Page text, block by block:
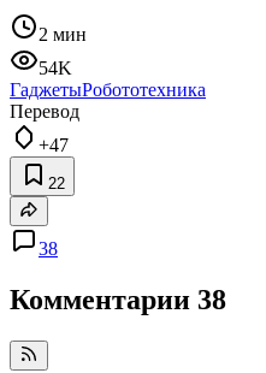
2 мин
54K
ГаджетыРобототехника
Перевод
+47
22
38
Комментарии 38